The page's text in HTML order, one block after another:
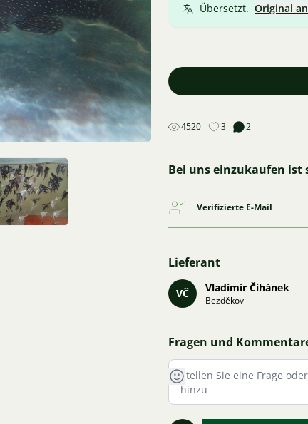
Übersetzt. Original
4520 3 2
Bei uns einzukaufen ist
Verifizierte E-Mail
Lieferant
VČ Vladimír Čihánek
Bezděkov
Fragen und